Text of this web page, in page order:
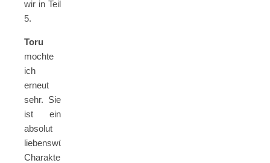
wir in Teil
5.
Toru
mochte
ich
erneut
sehr. Sie
ist ein
absolut
liebenswürdiger
Charakter